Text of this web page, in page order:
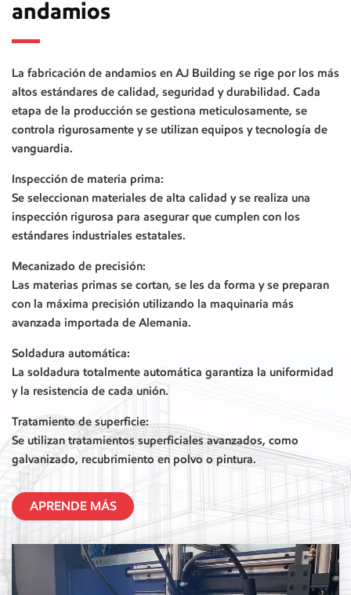
andamios
La fabricación de andamios en AJ Building se rige por los más
altos estándares de calidad, seguridad y durabilidad. Cada
etapa de la producción se gestiona meticulosamente, se
controla rigurosamente y se utilizan equipos y tecnología de
vanguardia.
Inspección de materia prima:
Se seleccionan materiales de alta calidad y se realiza una
inspección rigurosa para asegurar que cumplen con los
estándares industriales estatales.
Mecanizado de precisión:
Las materias primas se cortan, se les da forma y se preparan
con la máxima precisión utilizando la maquinaria más
avanzada importada de Alemania.
Soldadura automática:
La soldadura totalmente automática garantiza la uniformidad
y la resistencia de cada unión.
Tratamiento de superficie:
Se utilizan tratamientos superficiales avanzados, como
galvanizado, recubrimiento en polvo o pintura.
APRENDE MÁS